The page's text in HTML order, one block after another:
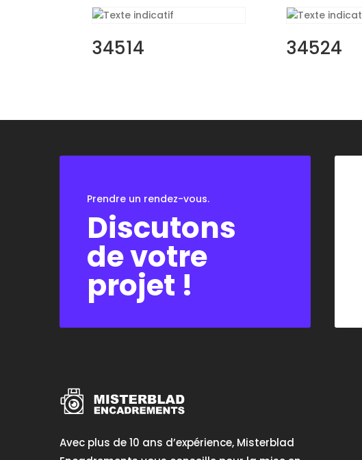
34514 34524
Prendre un rendez-vous.
Discutons
de votre
projet !
Avec plus de 10 ans d’expérience, Misterblad